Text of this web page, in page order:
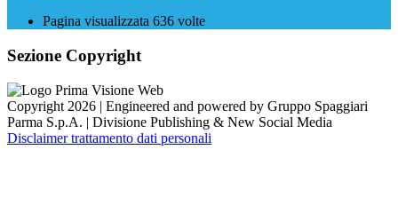
Pagina visualizzata 636 volte
Sezione Copyright
Copyright 2026 | Engineered and powered by Gruppo Spaggiari
Parma S.p.A. | Divisione Publishing & New Social Media
Disclaimer trattamento dati personali